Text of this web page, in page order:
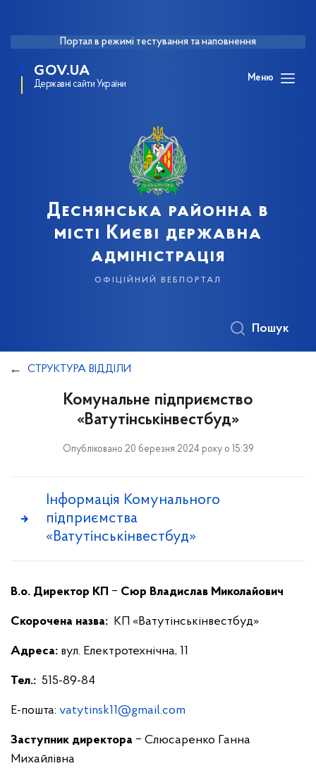
Портал в режимі тестування та наповнення
GOV.UA
Державні сайти України
Меню
Деснянська районна в
місті Києві державна
адміністрація
офіційний вебпортал
Пошук
СТРУКТУРА ВІДДІЛИ
Комунальне підприємство
«Ватутінськінвестбуд»
Опубліковано 20 березня 2024 року о 15:39
Інформація Комунального
підприємства
«Ватутінськінвестбуд»
В.о. Директор КП ‒ Сюр Владислав Миколайович
Скорочена назва: КП «Ватутінськінвестбуд»
Адреса: вул. Електротехнічна, 11
Тел.: 515-89-84
Е-пошта: vatytinsk11@gmail.com
Заступник директора ‒ Слюсаренко Ганна
Михайлівна